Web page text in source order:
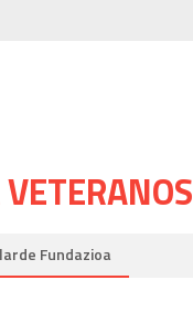
Fundazioa